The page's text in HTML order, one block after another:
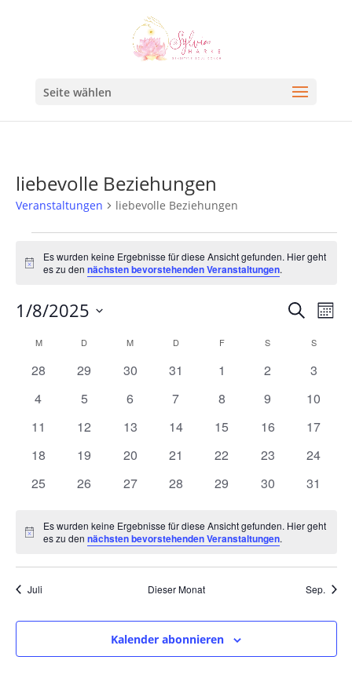
Seite wählen
liebevolle Beziehungen
Veranstaltungen liebevolle Beziehungen
Hinweis
Es wurden keine Ergebnisse für diese Ansicht gefunden. Hier geht
es zu dennächsten bevorstehenden Veranstaltungen.
Suche
und
Suche
1/8/2025
Kalender
von
Veranstaltungen
M D M D F S S
0
28
0
29
0
30
0
31
0
1
0
2
0
3
0
4
0
5
0
6
0
7
0
8
0
9
0
10
0
11
0
12
0
13
0
14
0
15
0
16
0
17
0
18
0
19
0
20
0
21
0
22
0
23
0
24
0
25
0
26
0
27
0
28
0
29
0
30
0
31
Hinweis
Es wurden keine Ergebnisse für diese Ansicht gefunden. Hier geht
es zu dennächsten bevorstehenden Veranstaltungen.
Juli Dieser Monat Sep.
Kalender abonnieren